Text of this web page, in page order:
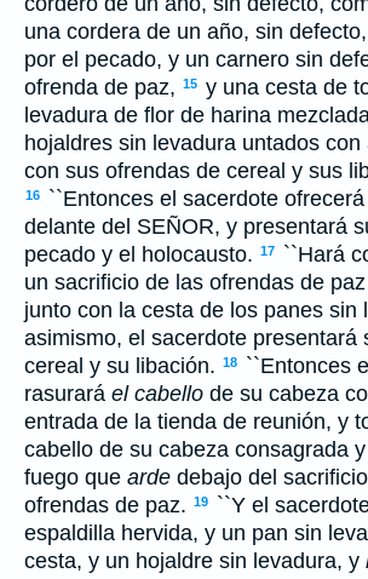
una cordera de un año, sin
por el pecado, y un carnero sin
ofrenda de paz, 15 y una cesta de
levadura de flor de harina
hojaldres sin levadura untados
con sus ofrendas de cereal y sus
16 ``Entonces el sacerdote ofrecerá
delante del SEÑOR, y presentará
pecado y el holocausto. 17
``Hará
un sacrificio de las ofrendas de
junto con la cesta de los panes sin
asimismo, el sacerdote presentará
cereal y su libación. 18
``Entonces
rasurará el cabello de su cabeza
entrada de la tienda de reunión, y
cabello de su cabeza consagrada y
fuego que arde debajo del
ofrendas de paz. 19
``Y el
espaldilla hervida, y un pan sin
cesta, y un hojaldre sin levadura, y